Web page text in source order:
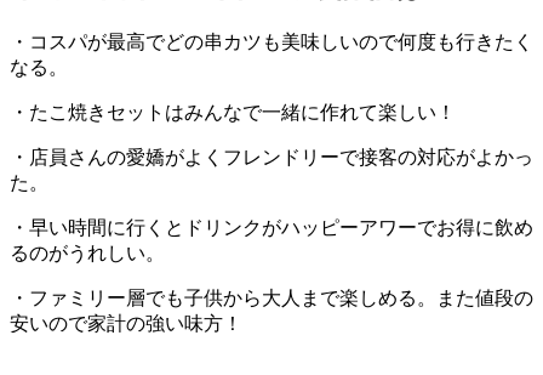
・コスパが最高でどの串カツも美味しいので何度も行きたく
なる。
・たこ焼きセットはみんなで一緒に作れて楽しい！
・店員さんの愛嬌がよくフレンドリーで接客の対応がよかっ
た。
・早い時間に行くとドリンクがハッピーアワーでお得に飲め
るのがうれしい。
・ファミリー層でも子供から大人まで楽しめる。また値段の
安いので家計の強い味方！